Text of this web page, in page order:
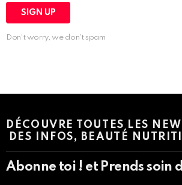
Don't worry, we don't spam
DÉCOUVRE TOUTES LES
DES INFOS, BEAUTÉ
Abonne toi ! et Prends soin